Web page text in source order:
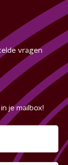
vragen
je mailbox!